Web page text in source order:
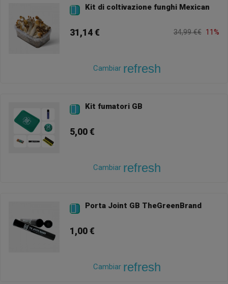
 Kit di coltivazione funghi Mexican
31,14 € 34,99 €€ 11%
Cambiar refresh
 Kit fumatori GB
5,00 €
Cambiar refresh
 Porta Joint GB TheGreenBrand
1,00 €
Cambiar refresh